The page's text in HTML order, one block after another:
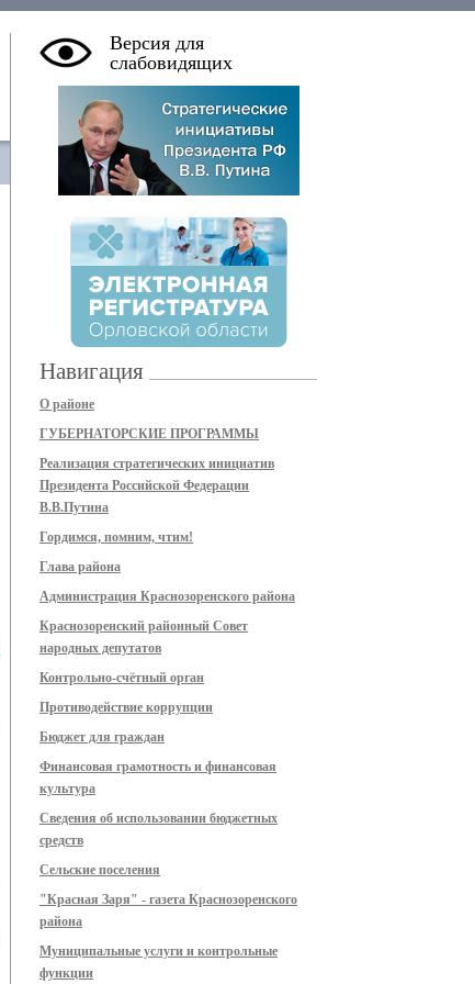
Версия для
слабовидящих
Навигация
О районе
ГУБЕРНАТОРСКИЕ ПРОГРАММЫ
Реализация стратегических инициатив
Президента Российской Федерации
В.В.Путина
Гордимся, помним, чтим!
Глава района
Администрация Краснозоренского района
Краснозоренский районный Совет
народных депутатов
Контрольно-счётный орган
Противодействие коррупции
Бюджет для граждан
Финансовая грамотность и финансовая
культура
Сведения об использовании бюджетных
средств
Сельские поселения
"Красная Заря" - газета Краснозоренского
района
Муниципальные услуги и контрольные
функции